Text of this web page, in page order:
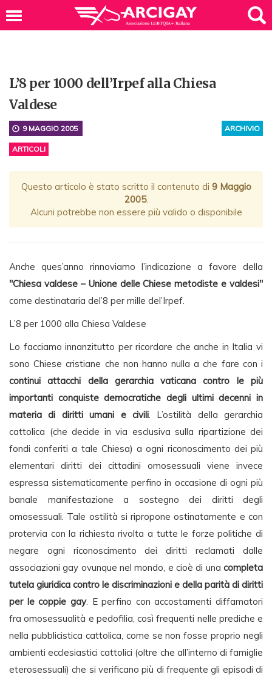
L’8 per 1000 dell’Irpef alla Chiesa
Valdese
ARCHIVIO
9 MAGGIO 2005
ARTICOLI
Questo articolo è stato scritto il contenuto di 9 Maggio
2005.
Alcuni potrebbe non essere più valido o disponibile
Anche ques’anno rinnoviamo l’indicazione a favore della
"Chiesa valdese – Unione delle Chiese metodiste e valdesi"
come destinataria del’8 per mille del’Irpef.
L’8 per 1000 alla Chiesa Valdese
Lo facciamo innanzitutto per ricordare che anche in Italia vi
sono Chiese cristiane che non hanno nulla a che fare con i
continui attacchi della gerarchia vaticana contro le più
importanti conquiste democratiche degli ultimi decenni in
materia di diritti umani e civili. L’ostilità della gerarchia
cattolica (che decide in via esclusiva sulla ripartizione dei
fondi conferiti a tale Chiesa) a ogni riconoscimento dei più
elementari diritti dei cittadini omosessuali viene invece
espressa sistematicamente perfino in occasione di ogni più
banale manifestazione a sostegno dei diritti degli
omosessuali. Tale ostilità si ripropone ostinatamente e con
protervia con la richiesta rivolta a tutte le forze politiche di
negare ogni riconoscimento dei diritti reclamati dalle
associazioni gay ovunque nel mondo, e cioè di una completa
tutela giuridica contro le discriminazioni e della parità di diritti
per le coppie gay. E perfino con accostamenti diffamatori
fra omosessualità e pedofilia, così frequenti nelle prediche e
nella pubblicistica cattolica, come se non fosse proprio negli
ambienti ecclesiastici cattolici (oltre che all’interno di famiglie
eterosessuali) che si verificano più di frequente gli episodi di